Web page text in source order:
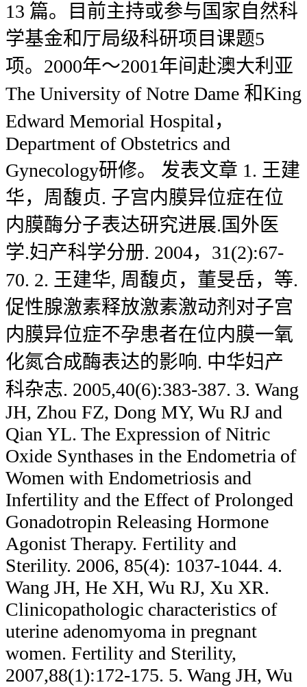
13 篇。目前主持或参与国家自然科
学基金和厅局级科研项目课题5
项。2000年～2001年间赴澳大利亚
The University of Notre Dame 和King
Edward Memorial Hospital，
Department of Obstetrics and
Gynecology研修。 发表文章 1. 王建
华，周馥贞. 子宫内膜异位症在位
内膜酶分子表达研究进展.国外医
学.妇产科学分册. 2004，31(2):67-
70. 2. 王建华, 周馥贞，董旻岳，等.
促性腺激素释放激素激动剂对子宫
内膜异位症不孕患者在位内膜一氧
化氮合成酶表达的影响. 中华妇产
科杂志. 2005,40(6):383-387. 3. Wang
JH, Zhou FZ, Dong MY, Wu RJ and
Qian YL. The Expression of Nitric
Oxide Synthases in the Endometria of
Women with Endometriosis and
Infertility and the Effect of Prolonged
Gonadotropin Releasing Hormone
Agonist Therapy. Fertility and
Sterility. 2006, 85(4): 1037-1044. 4.
Wang JH, He XH, Wu RJ, Xu XR.
Clinicopathologic characteristics of
uterine adenomyoma in pregnant
women. Fertility and Sterility,
2007,88(1):172-175. 5. Wang JH, Wu